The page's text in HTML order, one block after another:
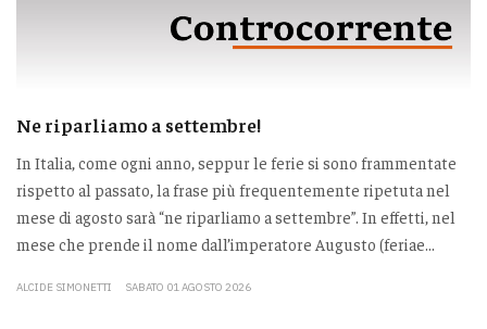
Ne riparliamo a settembre!
In Italia, come ogni anno, seppur le ferie si sono frammentate
rispetto al passato, la frase più frequentemente ripetuta nel
mese di agosto sarà “ne riparliamo a settembre”. In effetti, nel
mese che prende il nome dall’imperatore Augusto (feriae...
ALCIDE SIMONETTI SABATO 01 AGOSTO 2026